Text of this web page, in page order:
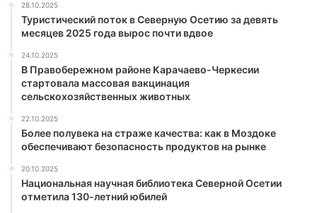
28.10.2025
Туристический поток в Северную Осетию за девять
месяцев 2025 года вырос почти вдвое
24.10.2025
В Правобережном районе Карачаево-Черкесии
стартовала массовая вакцинация
сельскохозяйственных животных
22.10.2025
Более полувека на страже качества: как в Моздоке
обеспечивают безопасность продуктов на рынке
20.10.2025
Национальная научная библиотека Северной Осетии
отметила 130-летний юбилей